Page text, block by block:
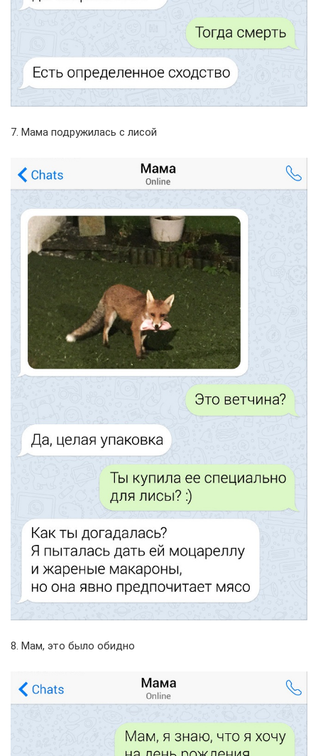
7. Мама подружилась с лисой
8. Мам, это было обидно